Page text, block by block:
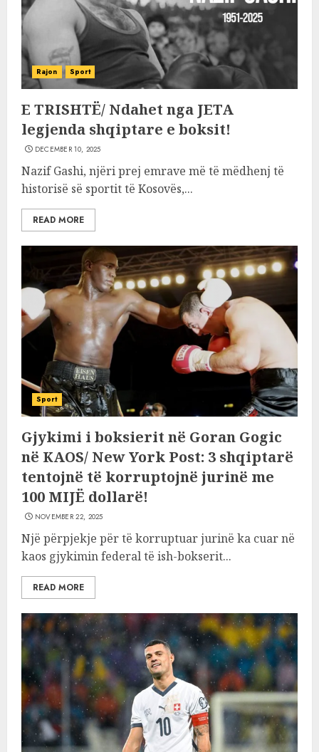
Rajon Sport
E TRISHTË/ Ndahet nga JETA
legjenda shqiptare e boksit!
DECEMBER 10, 2025
Nazif Gashi, njëri prej emrave më të mëdhenj të
historisë së sportit të Kosovës,...
READ MORE
Sport
Gjykimi i boksierit në Goran Gogic
në KAOS/ New York Post: 3 shqiptarë
tentojnë të korruptojnë jurinë me
100 MIJË dollarë!
NOVEMBER 22, 2025
Një përpjekje për të korruptuar jurinë ka cuar në
kaos gjykimin federal të ish-bokserit...
READ MORE